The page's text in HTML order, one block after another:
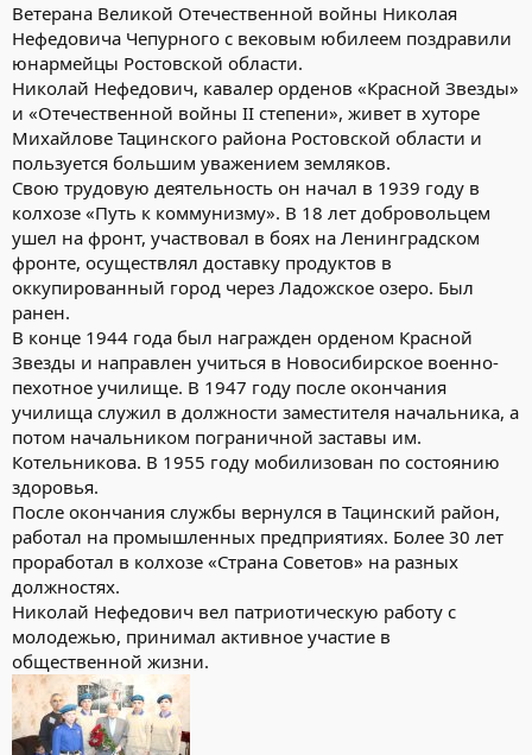
Ветерана Великой Отечественной войны Николая
Нефедовича Чепурного с вековым юбилеем поздравили
юнармейцы Ростовской области.
Николай Нефедович, кавалер орденов «Красной Звезды»
и «Отечественной войны II степени», живет в хуторе
Михайлове Тацинского района Ростовской области и
пользуется большим уважением земляков.
Свою трудовую деятельность он начал в 1939 году в
колхозе «Путь к коммунизму». В 18 лет добровольцем
ушел на фронт, участвовал в боях на Ленинградском
фронте, осуществлял доставку продуктов в
оккупированный город через Ладожское озеро. Был
ранен.
В конце 1944 года был награжден орденом Красной
Звезды и направлен учиться в Новосибирское военно-
пехотное училище. В 1947 году после окончания
училища служил в должности заместителя начальника, а
потом начальником пограничной заставы им.
Котельникова. В 1955 году мобилизован по состоянию
здоровья.
После окончания службы вернулся в Тацинский район,
работал на промышленных предприятиях. Более 30 лет
проработал в колхозе «Страна Советов» на разных
должностях.
Николай Нефедович вел патриотическую работу с
молодежью, принимал активное участие в
общественной жизни.